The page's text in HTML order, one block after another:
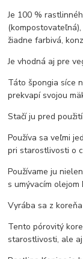
Je 100 %
žiadne farbivá,
Je vhodná aj pre
Táto špongia síce
prekvapí svojou
Stačí ju pred
Používa sa veľmi
pri starostlivosti o
Používame ju
s umývacím olejom
Vyrába sa z
Tento pórovitý
starostlivosti, ale